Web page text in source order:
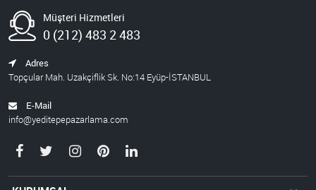
Müşteri Hizmetleri
0 (212) 483 2 483
Adres
Topçular Mah. Uzakçiflik Sk. No:14 Eyüp-İSTANBUL
E-Mail
info@yeditepepazarlama.com